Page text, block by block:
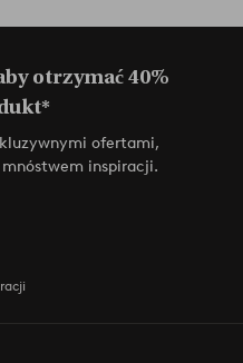
otrzymać 40%
ofertami,
inspiracji.